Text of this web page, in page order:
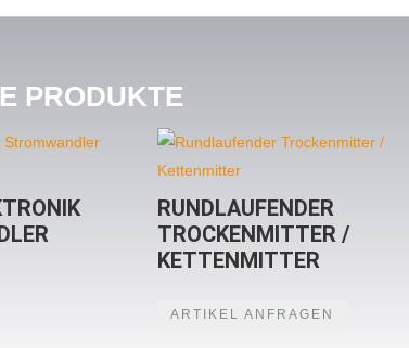
PRODUKTE
RUNDLAUFENDER
TROCKENMITTER /
KETTENMITTER
ARTIKEL ANFRAGEN